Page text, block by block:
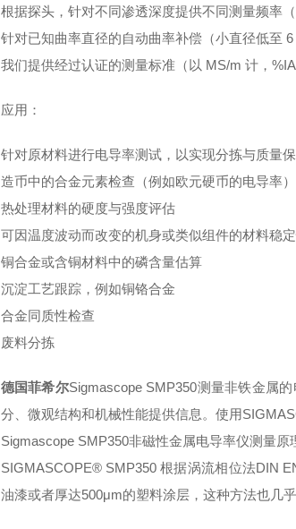
根据探头，针对不同渗透深度提供不同测量频率
针对已知曲率直径的自动曲率补偿（小直径低至 6
我们提供经过认证的测量标准（以 MS/m 计，
应用：
针对原材料进行电导率测试，以实现分拣与质量
造币中的合金元素检查（例如欧元硬币的电导率）
热处理材料的硬度与强度评估
可因温度波动而改变的机身或类似组件的材料稳定
铜合金或含铜材料中的磷含量估算
沉淀工艺跟踪，例如铜铬合金
合金同质性检查
废料分拣
德国菲希尔Sigmascope SMP350测量非铁金属
分、微观结构和机械性能提供信息。使用
Sigmascope SMP350非磁性金属电导率仪测量原
SIGMASCOPE® SMP350 根据涡流相位法DIN
油漆或者厚达500μm的塑料涂层，这种方法也几